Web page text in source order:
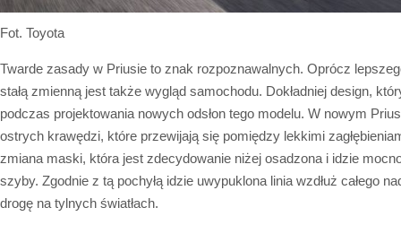
Fot. Toyota
Twarde zasady w Priusie to znak rozpoznawalnych. Oprócz
stałą zmienną jest także wygląd samochodu. Dokładniej design,
podczas projektowania nowych odsłon tego modelu. W nowym
ostrych krawędzi, które przewijają się pomiędzy lekkimi
zmiana maski, która jest zdecydowanie niżej osadzona i idzie
szyby. Zgodnie z tą pochyłą idzie uwypuklona linia wzdłuż całego
drogę na tylnych światłach.